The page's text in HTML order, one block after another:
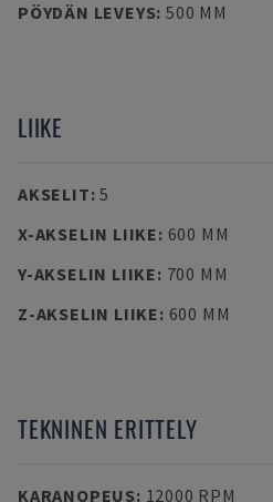
PÖYDÄN LEVEYS: 500 MM
LIIKE
AKSELIT:5
X-AKSELIN LIIKE: 600 MM
Y-AKSELIN LIIKE: 700 MM
Z-AKSELIN LIIKE: 600 MM
TEKNINEN ERITTELY
KARANOPEUS: 12000 RPM